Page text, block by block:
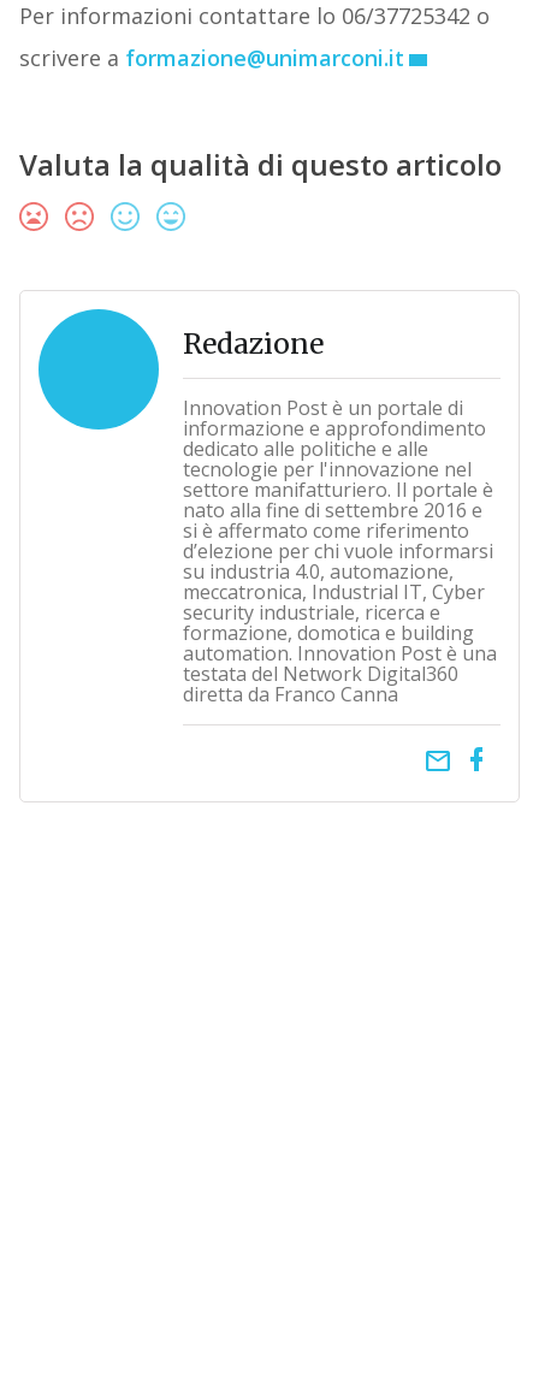
Per informazioni contattare lo 06/37725342 o
scrivere a formazione@unimarconi.it
Valuta la qualità di questo articolo
Redazione
Innovation Post è un portale di
informazione e approfondimento
dedicato alle politiche e alle
tecnologie per l'innovazione nel
settore manifatturiero. Il portale è
nato alla fine di settembre 2016 e
si è affermato come riferimento
d’elezione per chi vuole informarsi
su industria 4.0, automazione,
meccatronica, Industrial IT, Cyber
security industriale, ricerca e
formazione, domotica e building
automation. Innovation Post è una
testata del Network Digital360
diretta da Franco Canna
email